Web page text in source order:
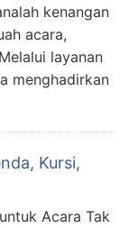
kenangan
acara,
layanan
menghadirkan
Kursi,
Acara Tak